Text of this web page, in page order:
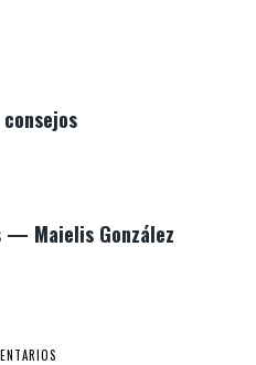
consejos
— Maielis González